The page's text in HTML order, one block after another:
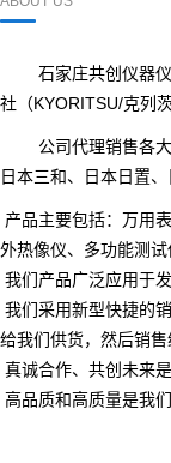
石家庄共创仪器
社（KYORITSU/克列
公司代理销售各
日本三和、日本日置
产品主要包括：万用
外热像仪、多功能测试
我们产品广泛应用于
我们采用新型快捷的
给我们供货，然后销
真诚合作、共创未来
高品质和高质量是我